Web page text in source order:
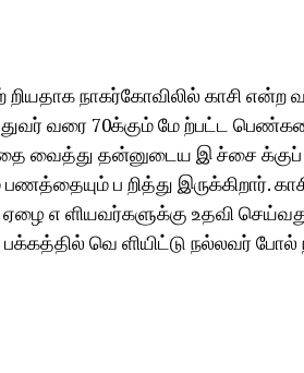
நாகர்கோவிலில் காசி என்ற
வரை 70க்கும் மே ற்பட்ட
வைத்து தன்னுடைய இ ச்சை க்குப்
ப றித்து இருக்கிறார்.
, ஏழை எ ளியவர்களுக்கு உதவி
வெ ளியிட்டு நல்லவர்